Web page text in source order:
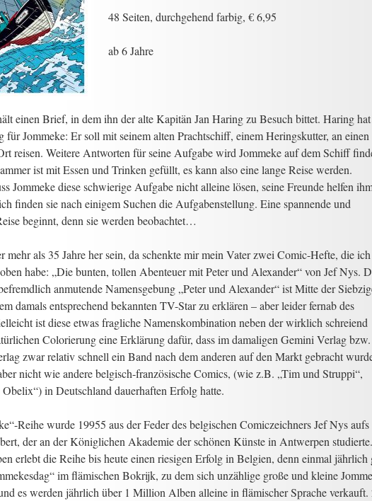
48 Seiten, durchgehend farbig, € 6,95
ab 6 Jahre
einen Brief, in dem ihn der alte Kapitän Jan Haring zu Besuch bittet. Haring hat
für Jommeke: Er soll mit seinem alten Prachtschiff, einem Heringskutter, an einen
reisen. Weitere Antworten für seine Aufgabe wird Jommeke auf dem Schiff
ist mit Essen und Trinken gefüllt, es kann also eine lange Reise werden.
Jommeke diese schwierige Aufgabe nicht alleine lösen, seine Freunde helfen
finden sie nach einigem Suchen die Aufgabenstellung. Eine spannende und
beginnt, denn sie werden beobachtet…
mehr als 35 Jahre her sein, da schenkte mir mein Vater zwei Comic-Hefte, die
habe: „Die bunten, tollen Abenteuer mit Peter und Alexander“ von Jef Nys.
anmutende Namensgebung „Peter und Alexander“ ist Mitte der
damals entsprechend bekannten TV-Star zu erklären – aber leider fernab des
ist diese etwas fragliche Namenskombination neben der wirklich schreiend
Colorierung eine Erklärung dafür, dass im damaligen Gemini Verlag bzw.
zwar relativ schnell ein Band nach dem anderen auf den Markt gebracht
nicht wie andere belgisch-französische Comics, (wie z.B. „Tim und Struppi“,
in Deutschland dauerhaften Erfolg hatte.
Reihe wurde 19955 aus der Feder des belgischen Comiczeichners Jef Nys aufs
der an der Königlichen Akademie der schönen Künste in Antwerpen
erlebt die Reihe bis heute einen riesigen Erfolg in Belgien, denn einmal jährlich
im flämischen Bokrijk, zu dem sich unzählige große und kleine
es werden jährlich über 1 Million Alben alleine in flämischer Sprache verkauft.